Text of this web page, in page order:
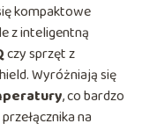
kompaktowe
z inteligentną
czy sprzęt z
Wyróżniają się
, co bardzo
na